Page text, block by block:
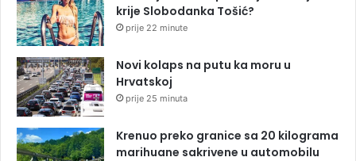
krije Slobodanka Tošić?
prije 22 minute
Novi kolaps na putu ka moru u
Hrvatskoj
prije 25 minuta
Krenuo preko granice sa 20 kilograma
marihuane sakrivene u automobilu